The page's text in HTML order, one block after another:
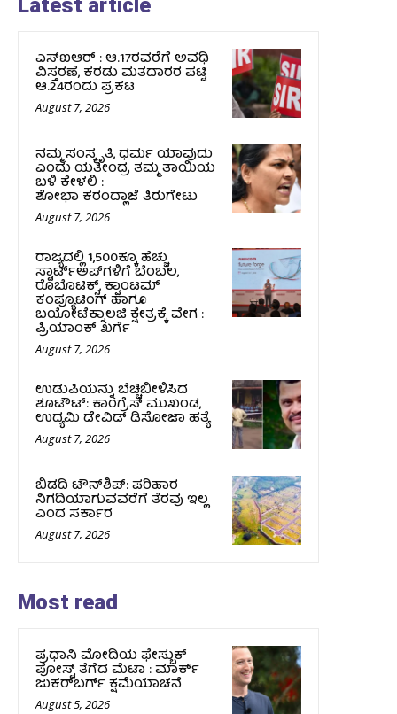
Latest article
ಎಸ್‌ಐಆರ್‌ : ಆ.17ರವರೆಗೆ ಅವಧಿ
ವಿಸ್ತರಣೆ, ಕರಡು ಮತದಾರರ ಪಟ್ಟಿ
ಆ.24ರಂದು ಪ್ರಕಟ
August 7, 2026
ನಮ್ಮ ಸಂಸ್ಕೃತಿ, ಧರ್ಮ ಯಾವುದು
ಎಂದು ಯತೀಂದ್ರ ತಮ್ಮ ತಾಯಿಯ
ಬಳಿ ಕೇಳಲಿ :
ಶೋಭಾ ಕರಂದ್ಲಾಜೆ ತಿರುಗೇಟು
August 7, 2026
ರಾಜ್ಯದಲ್ಲಿ 1,500ಕ್ಕೂ ಹೆಚ್ಚು
ಸ್ಟಾರ್ಟ್‌ಅಪ್‌ಗಳಿಗೆ ಬೆಂಬಲ,
ರೊಬೊಟಿಕ್ಸ್, ಕ್ವಾಂಟಮ್
ಕಂಪ್ಯೂಟಿಂಗ್ ಹಾಗೂ
ಬಯೋಟೆಕ್ನಾಲಜಿ ಕ್ಷೇತ್ರಕ್ಕೆ ವೇಗ :
ಪ್ರಿಯಾಂಕ್‌ ಖರ್ಗೆ
August 7, 2026
ಉಡುಪಿಯನ್ನು ಬೆಚ್ಚಿಬೀಳಿಸಿದ
ಶೂಟೌಟ್‌: ಕಾಂಗ್ರೆಸ್‌ ಮುಖಂಡ,
ಉದ್ಯಮಿ ಡೇವಿಡ್ ಡಿಸೋಜಾ ಹತ್ಯೆ
August 7, 2026
ಬಿಡದಿ ಟೌನ್‌ಶಿಪ್‌: ಪರಿಹಾರ
ನಿಗದಿಯಾಗುವವರೆಗೆ ತೆರವು ಇಲ್ಲ
ಎಂದ ಸರ್ಕಾರ
August 7, 2026
Most read
ಪ್ರಧಾನಿ ಮೋದಿಯ ಫೇಸ್ಬುಕ್‌
ಪೋಸ್ಟ್‌ ತೆಗೆದ ಮೆಟಾ : ಮಾರ್ಕ್
ಜುಕರ್‌ಬರ್ಗ್ ಕ್ಷಮೆಯಾಚನೆ
August 5, 2026